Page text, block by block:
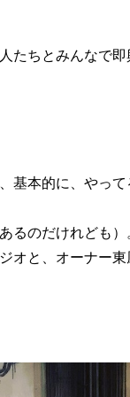
たちとみんなで
基本的に、やっ
るのだけれども）
オと、オーナー東